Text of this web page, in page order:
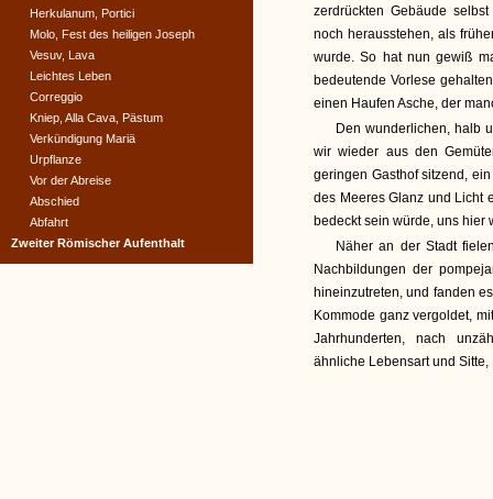
zerdrückten Gebäude
noch herausstehen, als
wurde. So hat nun gewiß
bedeutende Vorlese
einen Haufen Asche, der
Den wunderlichen, halb
wir wieder aus den
geringen Gasthof sitzend,
des Meeres Glanz und Licht
bedeckt sein würde, uns hier
Näher an der Stadt
Nachbildungen der
hineinzutreten, und fanden
Kommode ganz vergoldet,
Jahrhunderten, nach
ähnliche Lebensart und
Herkulanum, Portici
Molo, Fest des heiligen Joseph
Vesuv, Lava
Leichtes Leben
Correggio
Kniep, Alla Cava, Pästum
Verkündigung Mariä
Urpflanze
Vor der Abreise
Abschied
Abfahrt
Zweiter Römischer Aufenthalt